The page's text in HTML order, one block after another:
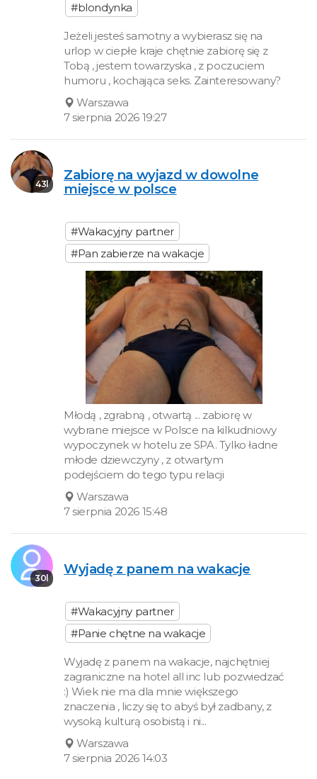
#blondynka
Jeżeli jesteś samotny a wybierasz się na
urlop w ciepłe kraje chętnie zabiorę się z
Tobą , jestem towarzyska , z poczuciem
humoru , kochająca seks. Zainteresowany?
Warszawa
7 sierpnia 2026 19:27
43l
Zabiorę na wyjazd w dowolne
miejsce w polsce
#Wakacyjny partner
#Pan zabierze na wakacje
Młodą , zgrabną , otwartą ... zabiorę w
wybrane miejsce w Polsce na kilkudniowy
wypoczynek w hotelu ze SPA. Tylko ładne
młode dziewczyny , z otwartym
podejściem do tego typu relacji
Warszawa
7 sierpnia 2026 15:48
30l
Wyjadę z panem na wakacje
#Wakacyjny partner
#Panie chętne na wakacje
Wyjadę z panem na wakacje, najchętniej
zagraniczne na hotel all inc lub pozwiedzać
:) Wiek nie ma dla mnie większego
znaczenia , liczy się to abyś był zadbany, z
wysoką kulturą osobistą i ni...
Warszawa
7 sierpnia 2026 14:03